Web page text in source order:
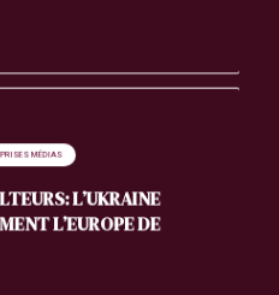
MÉDIAS
L’UKRAINE
L’EUROPE DE